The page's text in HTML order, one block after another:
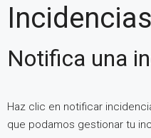
Incidencias
Notifica una
Haz clic en notificar
que podamos gestionar tu